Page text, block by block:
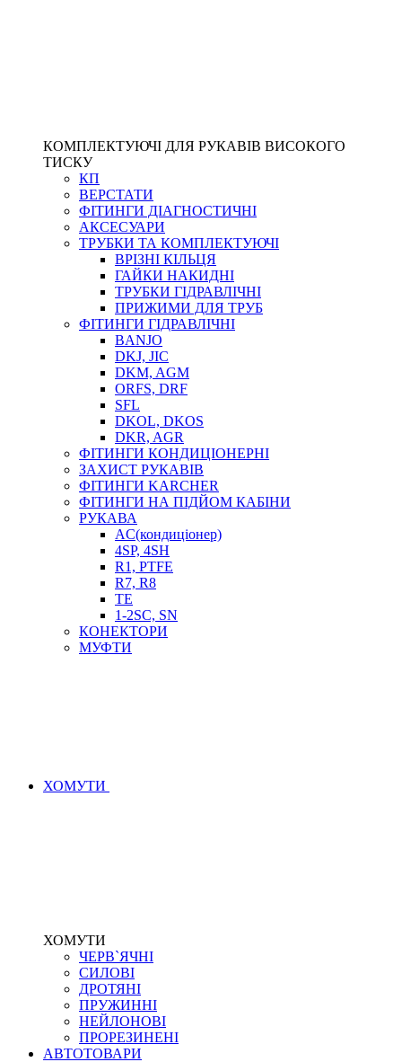
КОМПЛЕКТУЮЧІ ДЛЯ РУКАВІВ ВИСОКОГО
ТИСКУ
КП
ВЕРСТАТИ
ФІТИНГИ ДІАГНОСТИЧНІ
АКСЕСУАРИ
ТРУБКИ ТА КОМПЛЕКТУЮЧІ
ВРІЗНІ КІЛЬЦЯ
ГАЙКИ НАКИДНІ
ТРУБКИ ГІДРАВЛІЧНІ
ПРИЖИМИ ДЛЯ ТРУБ
ФІТИНГИ ГІДРАВЛІЧНІ
BANJO
DKJ, JIC
DKM, AGM
ORFS, DRF
SFL
DKOL, DKOS
DKR, AGR
ФІТИНГИ КОНДИЦІОНЕРНІ
ЗАХИСТ РУКАВІВ
ФІТИНГИ KARCHER
ФІТИНГИ НА ПІДЙОМ КАБІНИ
РУКАВА
AC(кондиціонер)
4SP, 4SH
R1, PTFE
R7, R8
TE
1-2SC, SN
КОНЕКТОРИ
МУФТИ
ХОМУТИ
ХОМУТИ
ЧЕРВ`ЯЧНІ
СИЛОВІ
ДРОТЯНІ
ПРУЖИННІ
НЕЙЛОНОВІ
ПРОРЕЗИНЕНІ
АВТОТОВАРИ